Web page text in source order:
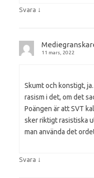
Svara ↓
11 mars, 2022
Skumt och konstigt,
rasism i det, om det
Poängen är att SVT
sker riktigt rasistiska
man använda det
Svara ↓